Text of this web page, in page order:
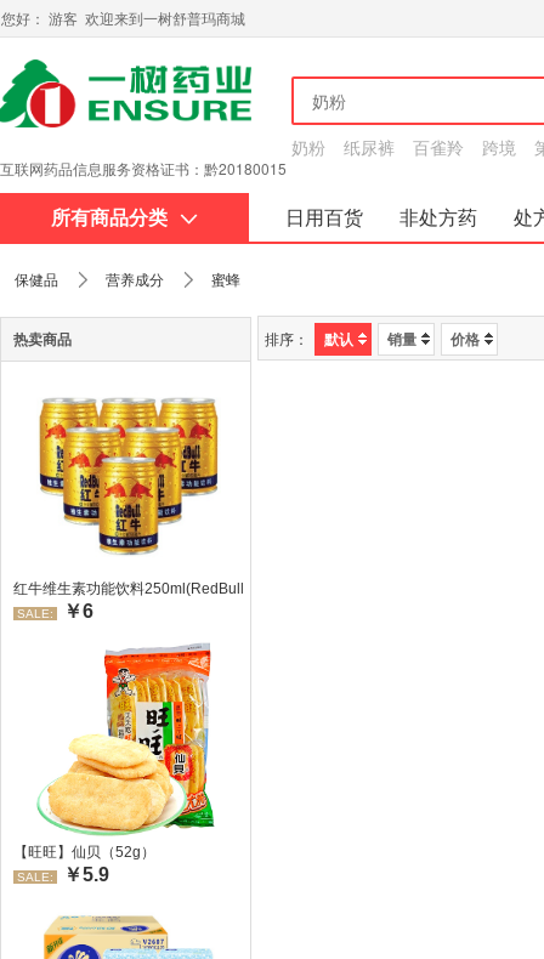
您好： 游客 欢迎来到一树舒普玛商城
互联网药品信息服务资格证书：黔20180015
奶粉 纸尿裤 百雀羚 跨境
所有商品分类 日用百货 非处方药
处
保健品 营养成分 蜜蜂
热卖商品
红牛维生素功能饮料250ml(RedBull/红牛)
SALE: ￥6
【旺旺】仙贝（52g）
SALE: ￥5.9
排序： 默认 销量 价格